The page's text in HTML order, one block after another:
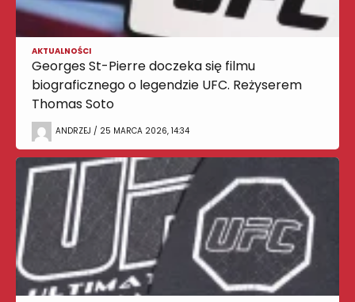
AKTUALNOŚCI
Georges St-Pierre doczeka się filmu
biograficznego o legendzie UFC. Reżyserem
Thomas Soto
ANDRZEJ / 25 MARCA 2026, 14:34